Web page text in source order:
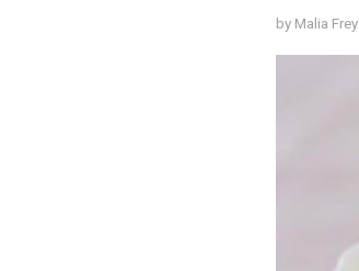
by Malia Frey